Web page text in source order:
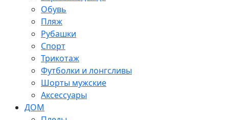
Обувь
Пляж
Рубашки
Спорт
Трикотаж
Футболки и лонгсливы
Шорты мужские
Аксессуары
ДОМ